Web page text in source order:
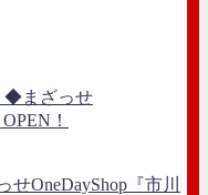
OneDayShop『市川